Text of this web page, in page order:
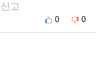
신고
0 0